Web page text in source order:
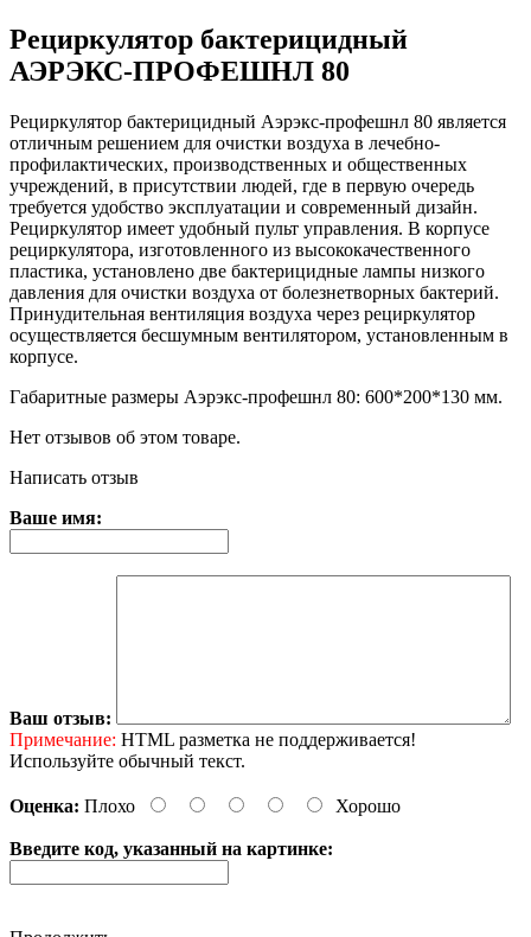
Рециркулятор бактерицидный
АЭРЭКС-ПРОФЕШНЛ 80
Рециркулятор бактерицидный Аэрэкс-профешнл 80 является
отличным решением для очистки воздуха в лечебно-
профилактических, производственных и общественных
учреждений, в присутствии людей, где в первую очередь
требуется удобство эксплуатации и современный дизайн.
Рециркулятор имеет удобный пульт управления. В корпусе
рециркулятора, изготовленного из высококачественного
пластика, установлено две бактерицидные лампы низкого
давления для очистки воздуха от болезнетворных бактерий.
Принудительная вентиляция воздуха через рециркулятор
осуществляется бесшумным вентилятором, установленным в
корпусе.
Габаритные размеры Аэрэкс-профешнл 80: 600*200*130 мм.
Нет отзывов об этом товаре.
Написать отзыв
Ваше имя:
Ваш отзыв:
Примечание: HTML разметка не поддерживается!
Используйте обычный текст.
Оценка: Плохо Хорошо
Введите код, указанный на картинке: